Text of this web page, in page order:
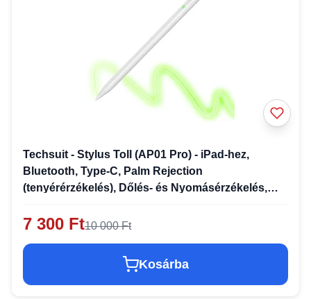
Techsuit - Stylus Toll (AP01 Pro) - iPad-hez,
Bluetooth, Type-C, Palm Rejection
(tenyérérzékelés), Dőlés- és Nyomásérzékelés,
7 300 Ft10 000 Ft
Kosárba